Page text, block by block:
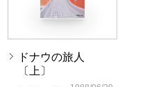
ドナウの旅人
〔上〕